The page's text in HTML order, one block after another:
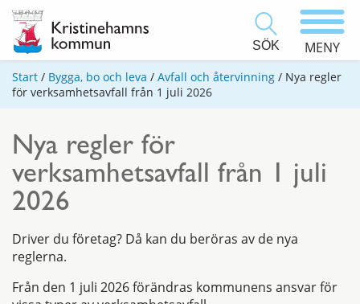
SÖK MENY
Start / Bygga, bo och leva / Avfall och återvinning / Nya regler
för verksamhetsavfall från 1 juli 2026
Nya regler för
verksamhetsavfall från 1 juli
2026
Driver du företag? Då kan du beröras av de nya
reglerna.
Från den 1 juli 2026 förändras kommunens ansvar för